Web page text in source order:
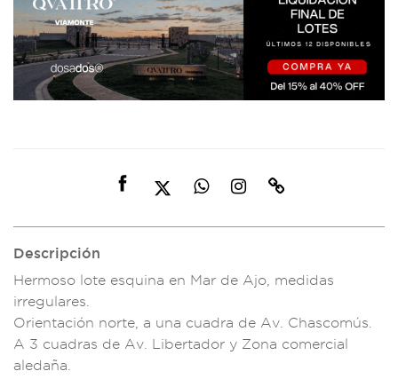
Descripción
Hermoso lote esquina en Mar de Ajo, medidas
irregulares
Orientación norte, a una cuadra de Av. Chascomús.
A 3 cuadras de Av. Libertador y Zona comercial
aledaña.